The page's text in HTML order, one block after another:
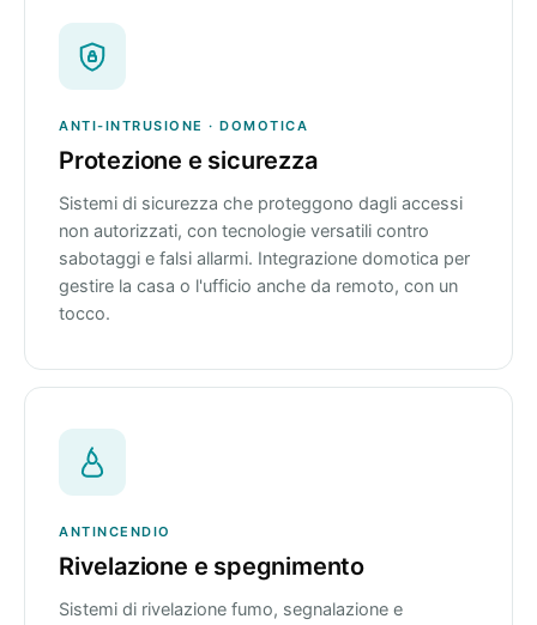
ANTI-INTRUSIONE · DOMOTICA
Protezione e sicurezza
Sistemi di sicurezza che proteggono dagli accessi
non autorizzati, con tecnologie versatili contro
sabotaggi e falsi allarmi. Integrazione domotica per
gestire la casa o l'ufficio anche da remoto, con un
tocco.
ANTINCENDIO
Rivelazione e spegnimento
Sistemi di rivelazione fumo, segnalazione e